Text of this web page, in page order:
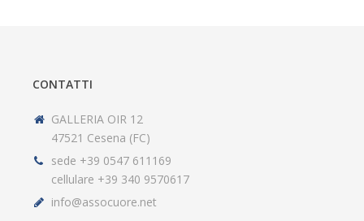
CONTATTI
GALLERIA OIR 12
47521 Cesena (FC)
sede +39 0547 611169
cellulare +39 340 9570617
info@assocuore.net